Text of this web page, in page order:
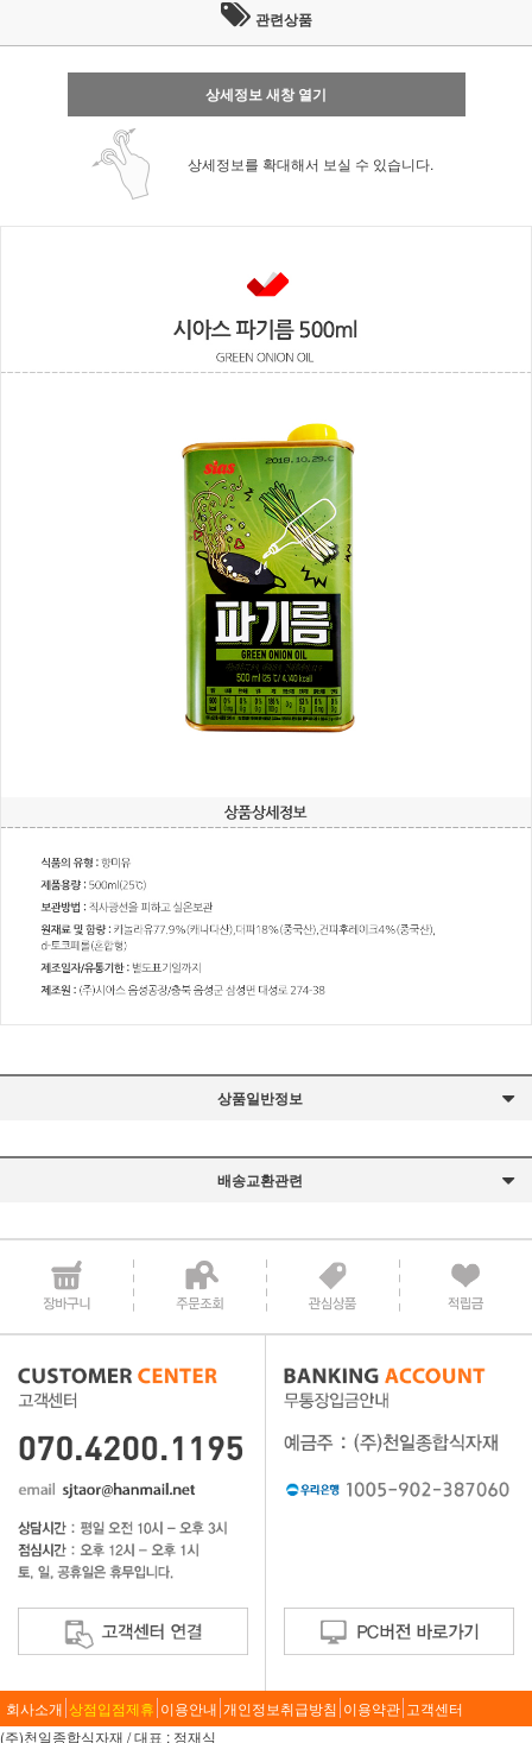
관련상품
상세정보 새창 열기
상세정보를 확대해서 보실 수 있습니다.
상품일반정보
배송교환관련
회사소개 상점입점제휴 이용안내 개인정보취급방침 이용약관 고객센터
(주)천일종합식자재 / 대표 : 정재식